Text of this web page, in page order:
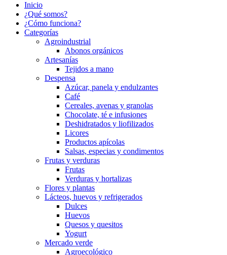
Inicio
¿Qué somos?
¿Cómo funciona?
Categorías
Agroindustrial
Abonos orgánicos
Artesanías
Tejidos a mano
Despensa
Azúcar, panela y endulzantes
Café
Cereales, avenas y granolas
Chocolate, té e infusiones
Deshidratados y liofilizados
Licores
Productos apícolas
Salsas, especias y condimentos
Frutas y verduras
Frutas
Verduras y hortalizas
Flores y plantas
Lácteos, huevos y refrigerados
Dulces
Huevos
Quesos y quesitos
Yogurt
Mercado verde
Agroecológico